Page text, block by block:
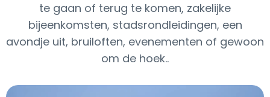
te gaan of terug te komen, zakelijke
bijeenkomsten, stadsrondleidingen, een
avondje uit, bruiloften, evenementen of gewoon
om de hoek..